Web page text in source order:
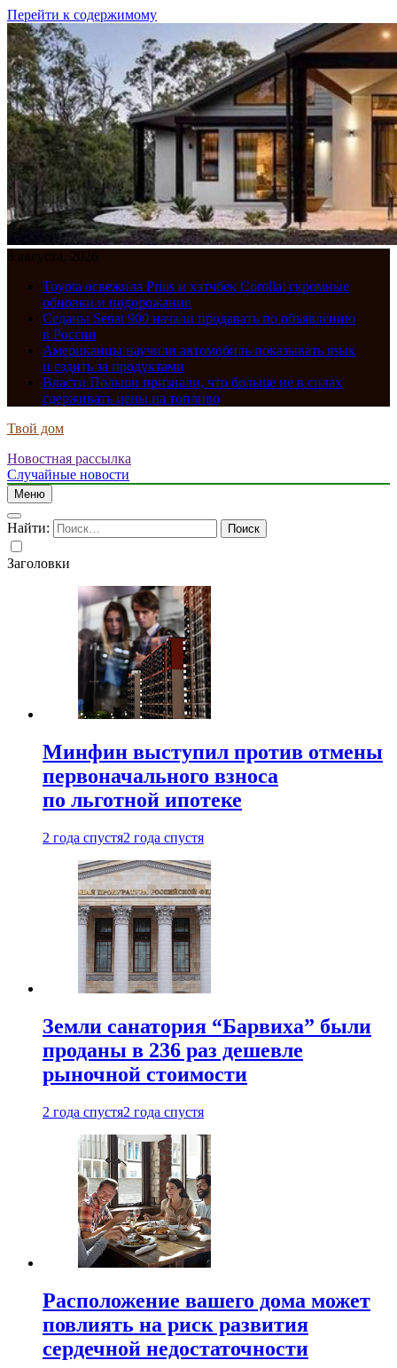
Перейти к содержимому
8 августа, 2026
Toyota освежила Prius и хэтчбек Corolla: скромные
обновки и подорожание
Седаны Senat 900 начали продавать по объявлению
в России
Американцы научили автомобиль показывать язык
и ездить за продуктами
Власти Польши признали, что больше не в силах
сдерживать цены на топливо
Твой дом
Новостная рассылка
Случайные новости
Меню
Найти:
Заголовки
Минфин выступил против отмены
первоначального взноса
по льготной ипотеке
2 года спустя2 года спустя
Земли санатория “Барвиха” были
проданы в 236 раз дешевле
рыночной стоимости
2 года спустя2 года спустя
Расположение вашего дома может
повлиять на риск развития
сердечной недостаточности